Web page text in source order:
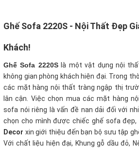
Ghế Sofa 2220S - Nội Thất Đẹp
Khách!
Ghế Sofa 2220Slà một vật dụng nội
không gian phòng khách hiện đại. Trong
các mặt hàng nội thất tràng ngập thị
lân cận. Việc chọn mua các mặt hàng
sofa nói riêng là vấn đề nan dải đối với
chọn cho mình được chiếc ghế sofa đẹp,
Decor xin giới thiệu đến bạn bộ sưu tập
Với chất liệu hiện đại, Khung gỗ dầu đỏ,